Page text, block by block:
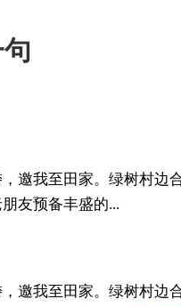
邀我至田家。绿树村边
友预备丰盛的...
邀我至田家。绿树村边